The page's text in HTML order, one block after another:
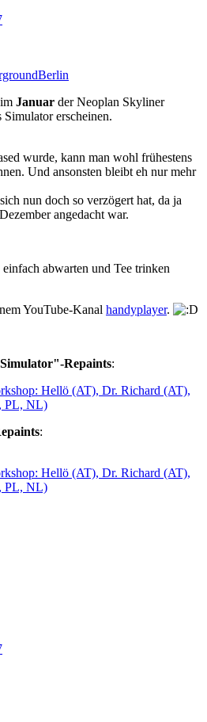
Januar der Neoplan Skyliner
Simulator erscheinen.
wurde, kann man wohl frühestens
Und ansonsten bleibt eh nur mehr
nun doch so verzögert hat, da ja
angedacht war.
abwarten und Tee trinken
YouTube-Kanal handyplayer.
Repaints:
Hellö (AT), Dr. Richard (AT),
PL, NL)
:
Hellö (AT), Dr. Richard (AT),
PL, NL)